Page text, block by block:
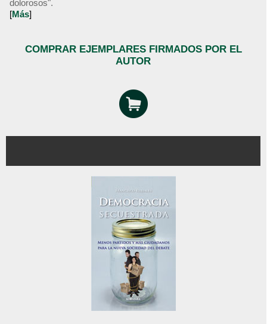
dolorosos".
[Más]
COMPRAR EJEMPLARES FIRMADOS POR EL
AUTOR